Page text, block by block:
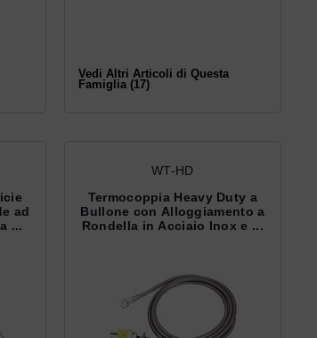
Vedi Altri Articoli di Questa
Famiglia (17)
ad
...
WT-HD
Termocoppia Heavy Duty a
Bullone con Alloggiamento a
Rondella in Acciaio Inox e ...